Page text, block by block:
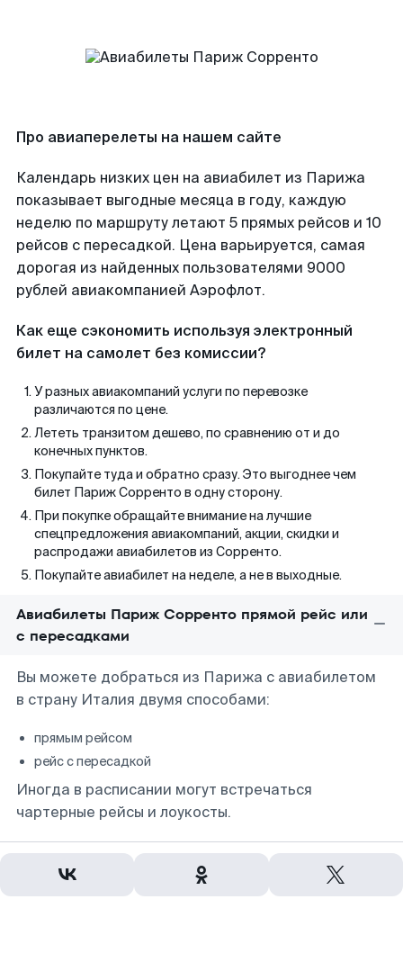
Про авиаперелеты на нашем сайте
Календарь низких цен на авиабилет из Парижа
показывает выгодные месяца в году, каждую
неделю по маршруту летают 5 прямых рейсов и 10
рейсов с пересадкой. Цена варьируется, самая
дорогая из найденных пользователями 9000
рублей авиакомпанией Аэрофлот.
Как еще сэкономить используя электронный
билет на самолет без комиссии?
У разных авиакомпаний услуги по перевозке
различаются по цене.
Лететь транзитом дешево, по сравнению от и до
конечных пунктов.
Покупайте туда и обратно сразу. Это выгоднее чем
билет Париж Сорренто в одну сторону.
При покупке обращайте внимание на лучшие
спецпредложения авиакомпаний, акции, скидки и
распродажи авиабилетов из Сорренто.
Покупайте авиабилет на неделе, а не в выходные.
Авиабилеты Париж Сорренто прямой рейс или
с пересадками
Вы можете добраться из Парижа с авиабилетом
в страну Италия двумя способами:
прямым рейсом
рейс с пересадкой
Иногда в расписании могут встречаться
чартерные рейсы и лоукосты.